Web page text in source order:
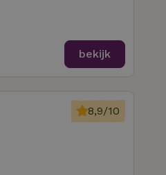
bekijk
8,9/10